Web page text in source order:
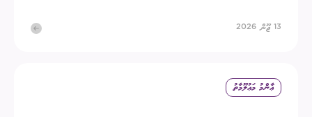
13 ޖޫން 2026
ޢާންމު މަޢުލޫމާތު